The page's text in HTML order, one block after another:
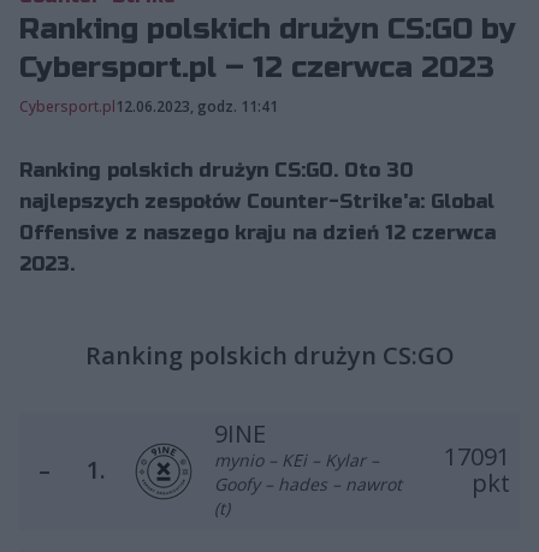
Ranking polskich drużyn CS:GO by
Cybersport.pl – 12 czerwca 2023
Cybersport.pl12.06.2023, godz. 11:41
Ranking polskich drużyn CS:GO. Oto 30
najlepszych zespołów Counter-Strike'a: Global
Offensive z naszego kraju na dzień 12 czerwca
2023.
Ranking polskich drużyn CS:GO
– 1.
9INE
mynio – KEi – Kylar –
Goofy – hades – nawrot
(t)
17091
pkt